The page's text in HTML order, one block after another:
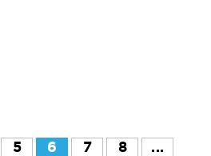
5 6 7 8 ...